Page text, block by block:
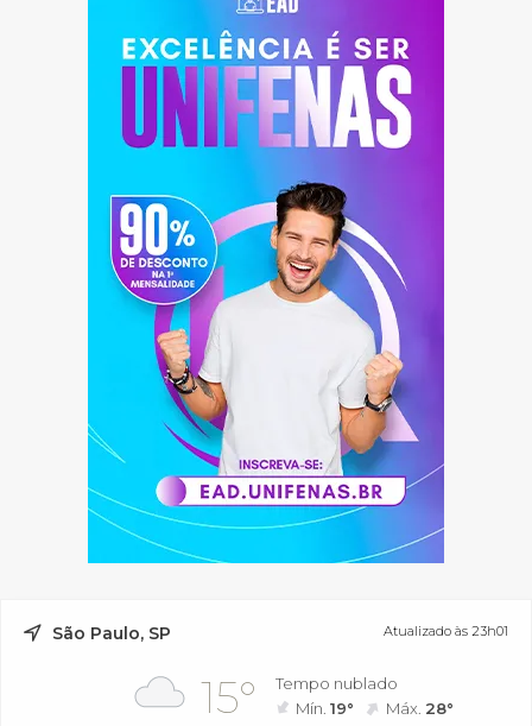
São Paulo, SP Atualizado às 23h01
15°
Tempo nublado
Mín.19° Máx. 28°